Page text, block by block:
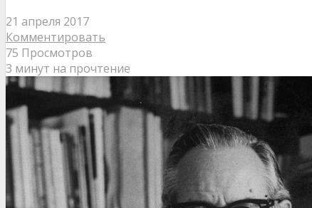
21 апреля 2017
Комментировать
75 Просмотров
3 минут на прочтение